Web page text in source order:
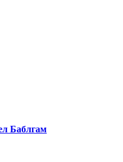
Баблгам